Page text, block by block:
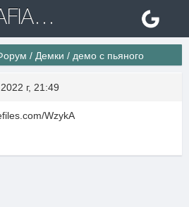
✌ CS-MAFIA.RU ✌ Игровые сервера Counter Strike 1.6
/ Демки / демо с пьяного
г, 21:49
WzykA